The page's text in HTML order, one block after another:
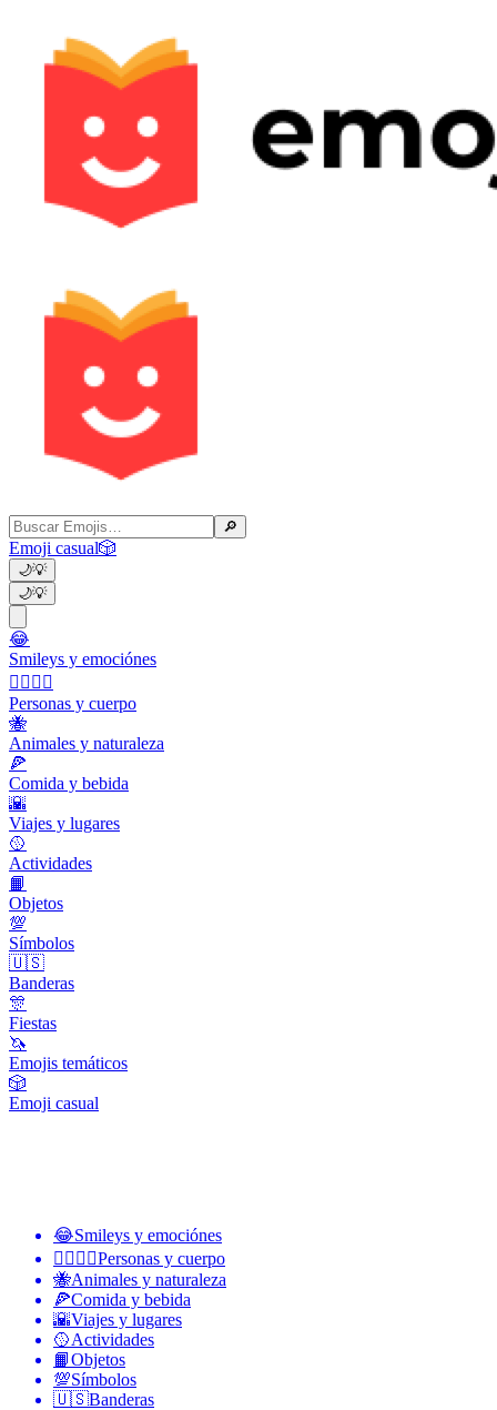
🔎
Emoji casual🎲
🌙💡
🌙💡
😂
Smileys y emociónes
👩‍❤️‍💋‍👨
Personas y cuerpo
🐝
Animales y naturaleza
🍕
Comida y bebida
🌇
Viajes y lugares
🥎
Actividades
📙
Objetos
💯
Símbolos
🇺🇸
Banderas
🎊
Fiestas
🦄
Emojis temáticos
🎲
Emoji casual
😂Smileys y emociónes
👩‍❤️‍💋‍👨Personas y cuerpo
🐝Animales y naturaleza
🍕Comida y bebida
🌇Viajes y lugares
🥎Actividades
📙Objetos
💯Símbolos
🇺🇸Banderas